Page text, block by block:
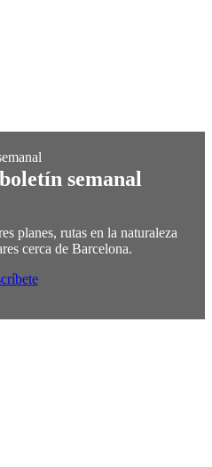
semanal
planes, rutas en la naturaleza
cerca de Barcelona.